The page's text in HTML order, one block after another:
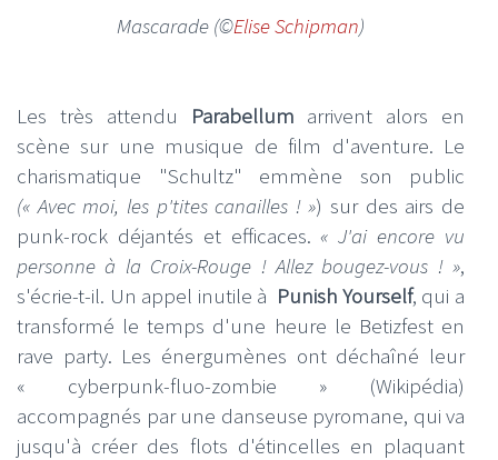
Mascarade (©Elise Schipman)
Les très attendu Parabellum arrivent alors en
scène sur une musique de film d'aventure. Le
charismatique "Schultz" emmène son public
(« Avec moi, les p'tites canailles ! ») sur des airs de
punk-rock déjantés et efficaces.« J'ai encore vu
personne à la Croix-Rouge ! Allez bougez-vous ! »,
s'écrie-t-il. Un appel inutile à Punish Yourself, qui a
transformé le temps d'une heure le Betizfest en
rave party. Les énergumènes ont déchaîné leur
« cyberpunk-fluo-zombie » (Wikipédia)
accompagnés par une danseuse pyromane, qui va
jusqu'à créer des flots d'étincelles en plaquant